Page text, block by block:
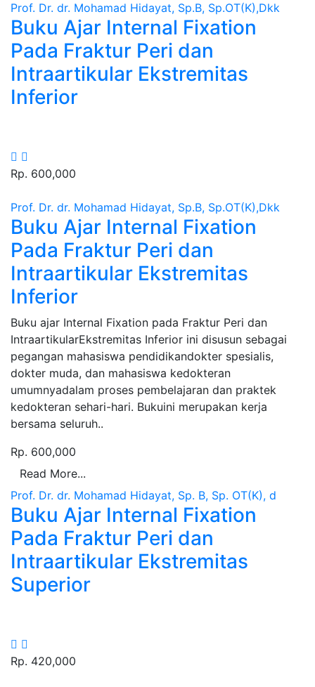
Prof. Dr. dr. Mohamad Hidayat, Sp.B, Sp.OT(K),Dkk
Buku Ajar Internal Fixation
Pada Fraktur Peri dan
Intraartikular Ekstremitas
Inferior
Rp. 600,000
Prof. Dr. dr. Mohamad Hidayat, Sp.B, Sp.OT(K),Dkk
Buku Ajar Internal Fixation
Pada Fraktur Peri dan
Intraartikular Ekstremitas
Inferior
Sinopsis :
Buku ajar Internal Fixation pada Fraktur Peri dan
IntraartikularEkstremitas Inferior ini disusun sebagai
pegangan mahasiswa pendidikandokter spesialis,
dokter muda, dan mahasiswa kedokteran
umumnyadalam proses pembelajaran dan praktek
kedokteran sehari-hari. Bukuini merupakan kerja
bersama seluruh..
Rp. 600,000
Read More...
Prof. Dr. dr. Mohamad Hidayat, Sp. B, Sp. OT(K), d
Buku Ajar Internal Fixation
Pada Fraktur Peri dan
Intraartikular Ekstremitas
Superior
Rp. 420,000